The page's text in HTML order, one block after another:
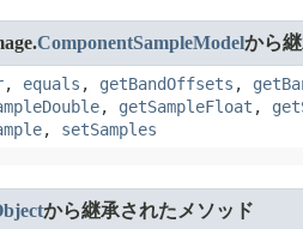
ComponentSampleModelから
, equals , getBandOffsets ,
, getSampleFloat ,
, setSamples
から継承されたメソッド